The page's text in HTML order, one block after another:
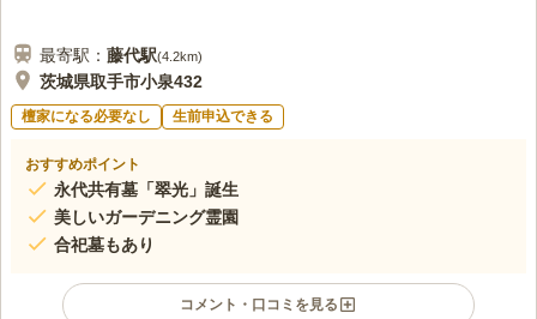
最寄駅： 藤代駅(4.2km)
茨城県取手市小泉432
檀家になる必要なし 生前申込できる
おすすめポイント
永代共有墓「翠光」誕生
美しいガーデニング霊園
合祀墓もあり
コメント・口コミを見る